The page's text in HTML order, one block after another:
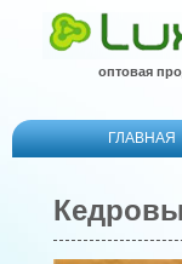
оптовая
ГЛАВНАЯ